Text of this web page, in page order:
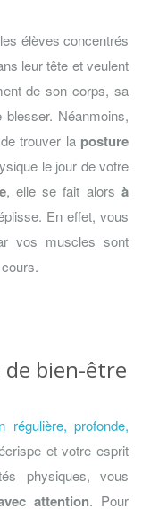
élèves concentrés
leur tête et veulent
de son corps, sa
Néanmoins,
trouver la posture
le jour de votre
, elle se fait alorsà
En effet, vous
vos muscles sont
bien-être
régulière, profonde,
et votre esprit
physiques, vous
attention. Pour